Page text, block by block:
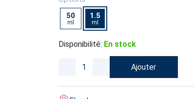
50
ml
1.5
ml
Disponibilité: En stock
Ajouter